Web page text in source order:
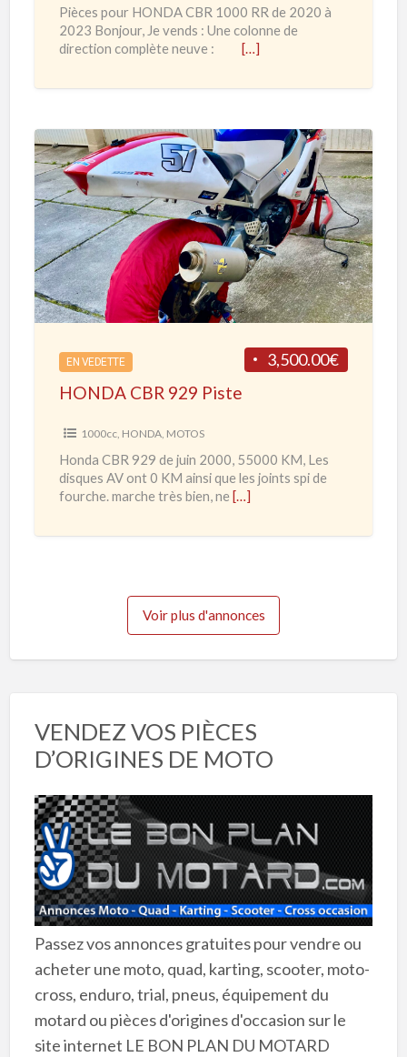
C
R
1
0
0
0
R
R
d
2
Pièces pour HONDA CBR 1000 RR de 2020 à
2023 Bonjour, Je vends : Une colonne de
direction complète neuve : […]
H
O
N
D
A
C
B
e
EN VEDETTE 3,500.00€
HONDA CBR 929 Piste
1000cc, HONDA, MOTOS
Honda CBR 929 de juin 2000, 55000 KM, Les
disques AV ont 0 KM ainsi que les joints spi de
fourche. marche très bien, ne […]
Voir plus d'annonces
VENDEZ VOS PIÈCES
D’ORIGINES DE MOTO
Passez vos annonces gratuites pour vendre ou
acheter une moto, quad, karting, scooter, moto-
cross, enduro, trial, pneus, équipement du
motard ou pièces d'origines d'occasion sur le
site internet LE BON PLAN DU MOTARD